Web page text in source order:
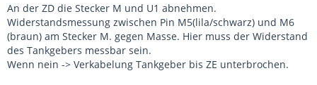
An der ZD die Stecker M und U1 abnehmen.
Widerstandsmessung zwischen Pin M5(lila/schwarz) und M6
(braun) am Stecker M. gegen Masse. Hier muss der Widerstand
des Tankgebers messbar sein.
Wenn nein -> Verkabelung Tankgeber bis ZE unterbrochen.